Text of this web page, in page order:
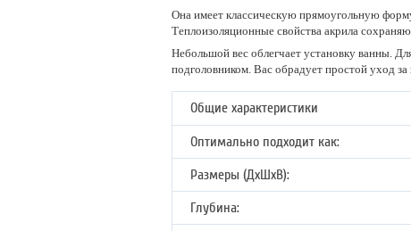
Она имеет классическую прямоугольную
Теплоизоляционные свойства акрила
Небольшой вес облегчает установку ванны.
подголовником. Вас обрадует простой уход за
Общие характеристики
Оптимально подходит как:
Размеры (ДхШхВ):
Глубина: